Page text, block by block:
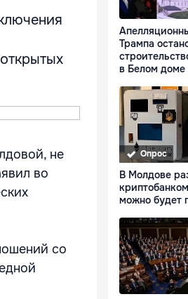
не
во
со
Трампа
в Белом доме
Опрос
В Молдове
можно будет